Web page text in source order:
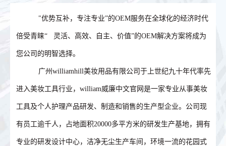
"优势互补，专注专业”的OEM服务在全球化的经济时代
倍受青睐“ 灵活、高效、自主、价值”的OEM解决方案将成为
您公司的明智选择。
广州williamhill美妆用品有限公司于上世纪九十年代率先
进入美妆工具行业，william威廉中文官网是一家专业从事美妆
工具及个人护理产品研发、制造和销售的生产型企业。公司现
有员工逾千人，占地面积20000多平方米的研发生产基地，拥有
专业的研发设计中心，洁净无尘生产车间，环境一流的花园式